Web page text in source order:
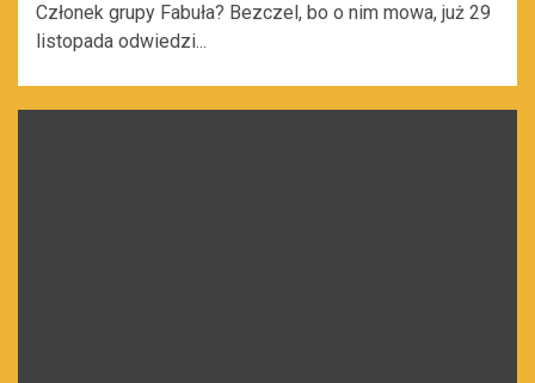
Członek grupy Fabuła? Bezczel, bo o nim mowa, już 29
listopada odwiedzi...